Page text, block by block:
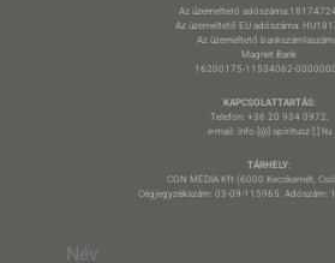
Az üzemeltető
Az üzemeltető EU adószáma:
Az üzemeltető
Magnet Bank
16200175-11534062-
KAPCSOLATTARTÁS:
Telefon: +36 20 934 0972,
e-mail: info [@] spiritusz [.] hu
TÁRHELY:
CON MÉDIA Kft (6000 Kecskemét,
Cégjegyzékszám: 03-09-115965. Adószám:
Név